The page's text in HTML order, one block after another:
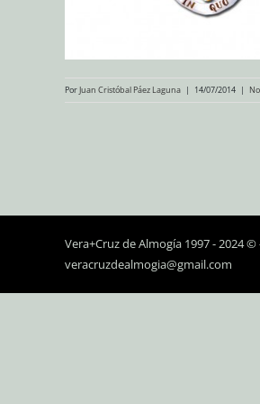
PorJuan Cristóbal Páez Laguna | 14/07/2014 |
Vera+Cruz de Almogía 1997 - 2024
veracruzdealmogia@gmail.com